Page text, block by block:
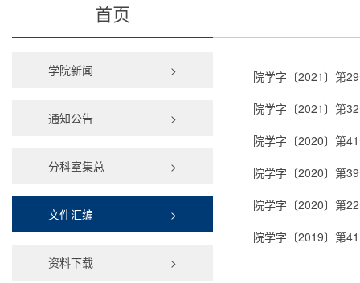
首页
学院新闻 >
通知公告 >
分科室集总 >
文件汇编 >
资料下载 >
院学字〔2021〕第
院学字〔2021〕第
院学字〔2020〕第
院学字〔2020〕第
院学字〔2020〕第
院学字〔2019〕第